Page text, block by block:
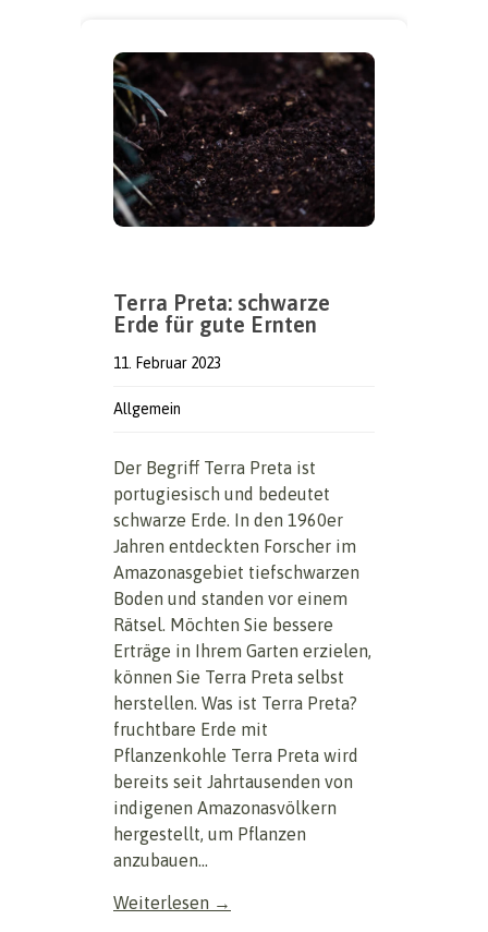
Terra Preta: schwarze
Erde für gute Ernten
11. Februar 2023
Allgemein
Der Begriff Terra Preta ist
portugiesisch und bedeutet
schwarze Erde. In den 1960er
Jahren entdeckten Forscher im
Amazonasgebiet tiefschwarzen
Boden und standen vor einem
Rätsel. Möchten Sie bessere
Erträge in Ihrem Garten erzielen,
können Sie Terra Preta selbst
herstellen. Was ist Terra Preta?
fruchtbare Erde mit
Pflanzenkohle Terra Preta wird
bereits seit Jahrtausenden von
indigenen Amazonasvölkern
hergestellt, um Pflanzen
anzubauen...
Weiterlesen →